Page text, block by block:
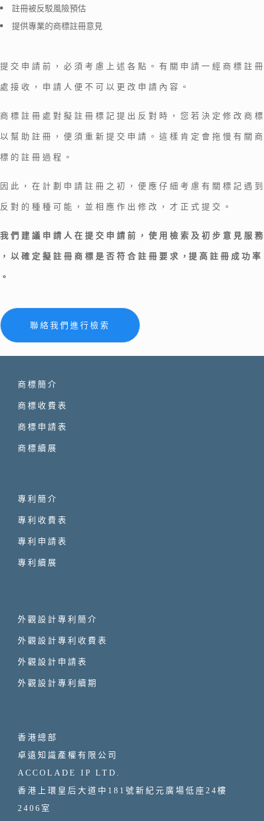
註冊被反駁風險預估
提供專業的商標註冊意見
提 交 申 請 前 ， 必 須 考 慮 上 述 各 點 。 有 關 申 請 一 經 商 標 註 冊
處 接 收 ， 申 請 人 便 不 可 以 更 改 申 請 內 容 。
商 標 註 冊 處 對 擬 註 冊 標 記 提 出 反 對 時 ， 您 若 決 定 修 改 商 標
以 幫 助 註 冊 ， 便 須 重 新 提 交 申 請 。 這 樣 肯 定 會 拖 慢 有 關 商
標 的 註 冊 過 程 。
因 此 ， 在 計 劃 申 請 註 冊 之 初 ， 便 應 仔 細 考 慮 有 關 標 記 遇 到
反 對 的 種 種 可 能 ， 並 相 應 作 出 修 改 ， 才 正 式 提 交 。
我 們 建 議 申 請 人 在 提 交 申 請 前 ， 使 用 檢 索 及 初 步 意 見 服 務
， 以 確 定 擬 註 冊 商 標 是 否 符 合 註 冊 要 求 ，提 高 註 冊 成 功 率
。
聯絡我們進行檢索
商標簡介
商標收費表
商標申請表
商標續展
專利簡介
專利收費表
專利申請表
專利續展
外觀設計專利簡介
外觀設計專利收費表
外觀設計申請表
外觀設計專利續期
香港總部
卓遠知識產權有限公司
ACCOLADE IP LTD.
香港上環皇后大道中181號新紀元廣場低座24樓
2406室